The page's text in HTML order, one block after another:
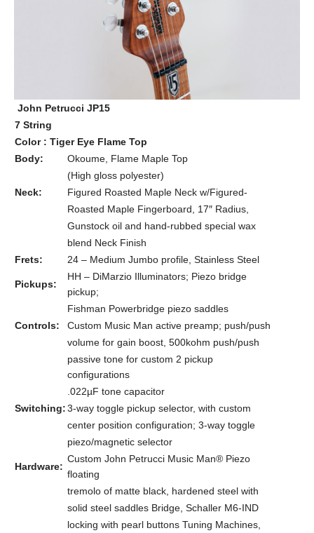
John Petrucci JP15
7 String
Color : Tiger Eye Flame Top
Body:
Okoume, Flame Maple Top
(High gloss polyester)
Neck:
Figured Roasted Maple Neck w/Figured-
Roasted Maple Fingerboard, 17″ Radius,
Gunstock oil and hand-rubbed special wax
blend Neck Finish
Frets:
24 – Medium Jumbo profile, Stainless Steel
Pickups:
HH – DiMarzio Illuminators; Piezo bridge
pickup;
Fishman Powerbridge piezo saddles
Controls:
Custom Music Man active preamp; push/push
volume for gain boost, 500kohm push/push
passive tone for custom 2 pickup
configurations
.022µF tone capacitor
Switching:3-way toggle pickup selector, with custom
center position configuration; 3-way toggle
piezo/magnetic selector
Hardware:
Custom John Petrucci Music Man® Piezo
floating
tremolo of matte black, hardened steel with
solid steel saddles Bridge, Schaller M6-IND
locking with pearl buttons Tuning Machines,